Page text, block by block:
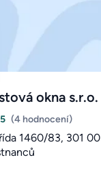
okna s.r.o.
(4 hodnocení)
1460/83, 301